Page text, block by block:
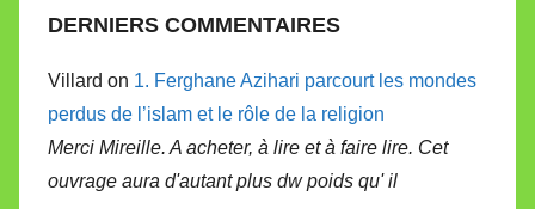
DERNIERS COMMENTAIRES
Villard on 1. Ferghane Azihari parcourt les mondes
perdus de l’islam et le rôle de la religion
Merci Mireille. A acheter, à lire et à faire lire. Cet
ouvrage aura d'autant plus dw poids qu' il